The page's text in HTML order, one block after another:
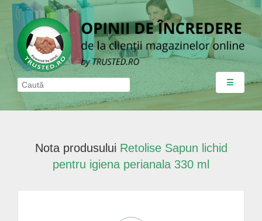
☰
Nota produsului Retolise Sapun lichid
pentru igiena perianala 330 ml